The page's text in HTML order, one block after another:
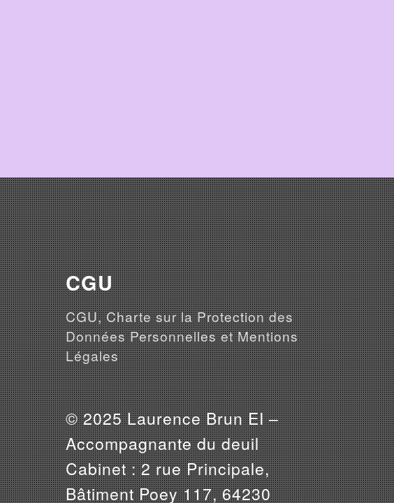
CGU
CGU, Charte sur la Protection des
Données Personnelles et Mentions
Légales
© 2025 Laurence Brun EI –
Accompagnante du deuil
Cabinet : 2 rue Principale,
Bâtiment Poey 117, 64230